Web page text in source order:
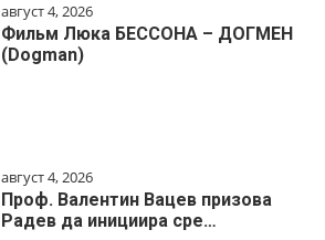
август 4, 2026
Фильм Люка БЕССОНА – ДОГМЕН
(Dogman)
август 4, 2026
Проф. Валентин Вацев призова
Радев да инициира сре…